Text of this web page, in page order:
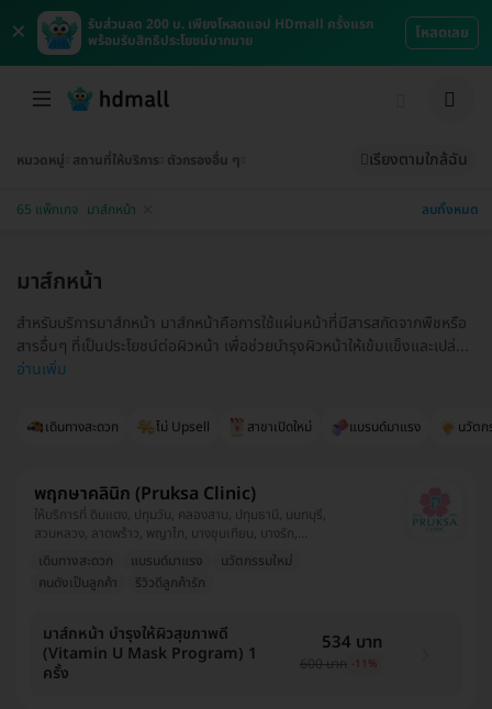
×
รับส่วนลด 200 บ. เพียงโหลดแอป HDmall ครั้งแรก
พร้อมรับสิทธิประโยชน์มากมาย
โหลดเลย
หมวดหมู่ สถานที่ให้บริการ ตัวกรองอื่น ๆ เรียงตามใกล้ฉัน
65 แพ็กเกจ มาส์กหน้า ลบทั้งหมด
เดินทางสะดวก ไม่ Upsell สาขาเปิดใหม่ แบรนด์มาแรง นวัตก
มาส์กหน้า
สำหรับบริการมาส์กหน้า มาส์กหน้าคือการใช้แผ่นหน้าที่มีสารสกัดจากพืชหรือ
สารอื่นๆ ที่เป็นประโยชน์ต่อผิวหน้า เพื่อช่วยบำรุงผิวหน้าให้เข้มแข็งและเปล่...
อ่านเพิ่ม
พฤกษาคลินิก (Pruksa Clinic)
ให้บริการที่ ดินแดง, ปทุมวัน, คลองสาน, ปทุมธานี, นนทบุรี,
สวนหลวง, ลาดพร้าว, พญาไท, บางขุนเทียน, บางรัก,
สมุทรปราการ, ลาดกระบัง, วังทองหลาง
เดินทางสะดวก แบรนด์มาแรง
นวัตกรรมใหม่
คนดังเป็นลูกค้า
รีวิวดีลูกค้ารัก
มาส์กหน้า บำรุงให้ผิวสุขภาพดี
(Vitamin U Mask Program) 1
ครั้ง
534 บาท
600 บาท -11%